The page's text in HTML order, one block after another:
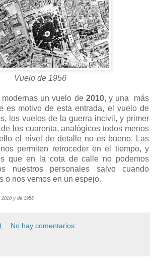
Vuelo de 1956
un vuelo de 2010, y una más
es motivo de esta entrada, el vuelo de
los vuelos de la guerra incivil, y primer
de los cuarenta, analógicos todos menos
el nivel de detalle no es bueno. Las
permiten retroceder en el tiempo, y
que en la cota de calle no podemos
nuestros personales salvo cuando
o nos vemos en un espejo.
y de 1956
No hay comentarios: